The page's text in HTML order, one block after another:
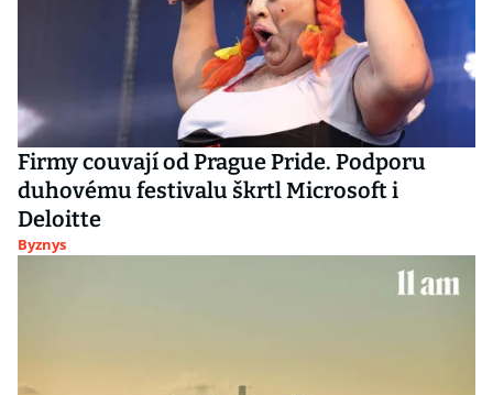
Firmy couvají od Prague Pride. Podporu
duhovému festivalu škrtl Microsoft i
Deloitte
Byznys